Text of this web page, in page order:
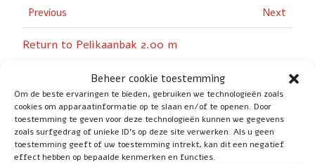
Beheer cookie toestemming
Om de beste ervaringen te bieden, gebruiken we technologieën zoals
cookies om apparaatinformatie op te slaan en/of te openen. Door
toestemming te geven voor deze technologieën kunnen we gegevens
zoals surfgedrag of unieke ID's op deze site verwerken. Als u geen
toestemming geeft of uw toestemming intrekt, kan dit een negatief
effect hebben op bepaalde kenmerken en functies.
Previous Next
Return to Pelikaanbak 2.00 m
Social